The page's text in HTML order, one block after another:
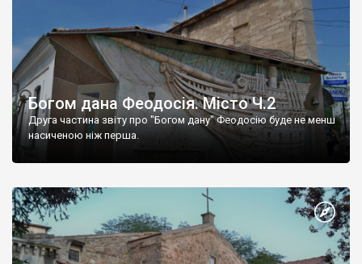
Богом дана Феодосія. Місто Ч.2
Друга частина звіту про "Богом дану" Феодосію буде не менш
насиченою ніж перша.